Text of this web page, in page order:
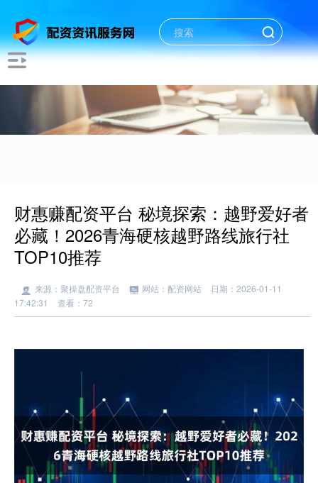
财惠赚配资平台 秘境探索：越野爱好者
必藏！2026青海硬核越野路线旅行社
TOP10推荐
来源：聚操盘配资平台 网站：配资网站
日期：2026-01-11
17:42:31
查看：72